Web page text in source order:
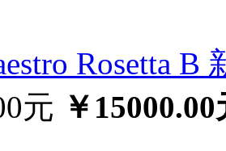
Rosetta B
元 ￥15000.00